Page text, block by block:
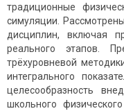
традиционные
симуляции.
дисциплин, включая
реального этапов.
трёхуровневой
интегрального
целесообразность
школьного